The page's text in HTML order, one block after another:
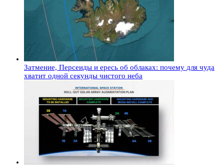
Затмение, Персеиды и ересь об облаках: почему для чуда
хватит одной секунды чистого неба